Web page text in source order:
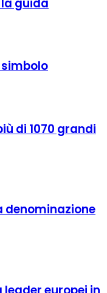
guida
di 1070 grandi
denominazione